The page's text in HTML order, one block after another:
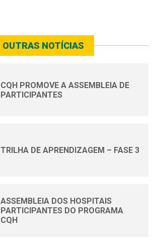
OUTRAS NOTÍCIAS
CQH PROMOVE A ASSEMBLEIA DE
PARTICIPANTES
TRILHA DE APRENDIZAGEM – FASE 3
ASSEMBLEIA DOS HOSPITAIS
PARTICIPANTES DO PROGRAMA
CQH